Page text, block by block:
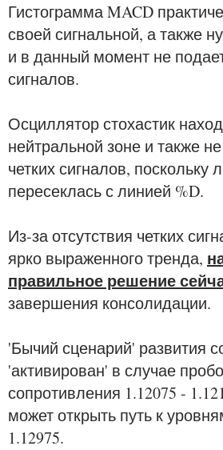
Гистограмма MACD
своей сигнальной, а также
и в данный момент не
сигналов.
Осциллятор стохастик
нейтральной зоне и также
четких сигналов, поскольку
пересеклась с линией %D.
Из-за отсутствия четких
ярко выраженного тренда,
правильное решение
завершения консолидации.
'Бычий сценарий' развития
'активирован' в случае
сопротивления 1.12075 -
может открыть путь к
1.12975.